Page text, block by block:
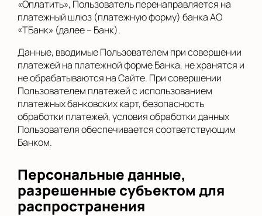
«Оплатить», Пользователь перенаправляется на
платежный шлюз (платежную форму) банка АО
«ТБанк» (далее – Банк).
Данные, вводимые Пользователем при совершении
платежей на платежной форме Банка, не хранятся и
не обрабатываются на Сайте. При совершении
Пользователем платежей с использованием
платежных банковских карт, безопасность
обработки платежей, условия обработки данных
Пользователя обеспечивается соответствующим
Банком.
Персональные данные,
разрешенные субъектом для
распространения